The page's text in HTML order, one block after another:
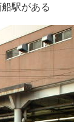
駅がある